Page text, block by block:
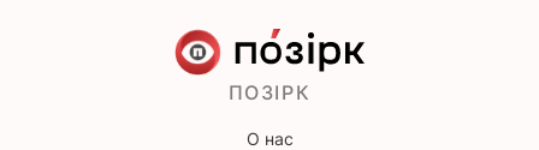
ПОЗІРК
О нас